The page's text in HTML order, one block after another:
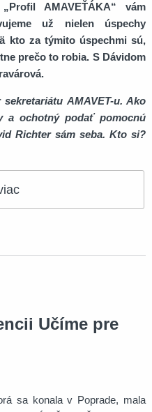
AMAVEŤÁKA“ vám
už nielen úspechy
kto za týmito úspechmi sú,
prečo to robia. S Dávidom
AMAVET-u. Ako
a ochotný podať pomocnú
Richter sám seba. Kto si?
Učíme pre
sa konala v Poprade, mala